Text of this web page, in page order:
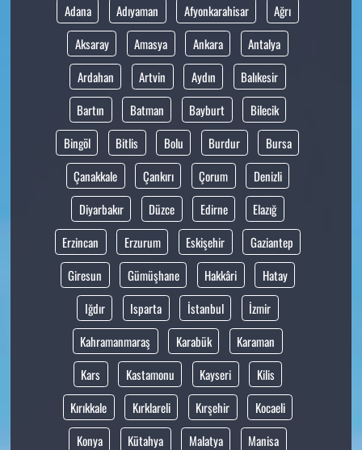
Adana Adıyaman Afyonkarahisar
Ağrı
Aksaray
Amasya Ankara
Antalya
Ardahan
Artvin Aydın
Balıkesir
Bartın
Batman Bayburt
Bilecik
Bingöl
Bitlis Bolu Burdur
Bursa
Çanakkale
Çankırı Çorum
Denizli
Diyarbakır
Düzce Edirne
Elazığ
Erzincan
Erzurum Eskişehir
Gaziantep
Giresun
Gümüşhane Hakkâri
Hatay
Iğdır
Isparta İstanbul
İzmir
Kahramanmaraş
Karabük
Karaman
Kars
Kastamonu Kayseri
Kilis
Kırıkkale
Kırklareli Kırşehir
Kocaeli
Konya
Kütahya Malatya
Manisa